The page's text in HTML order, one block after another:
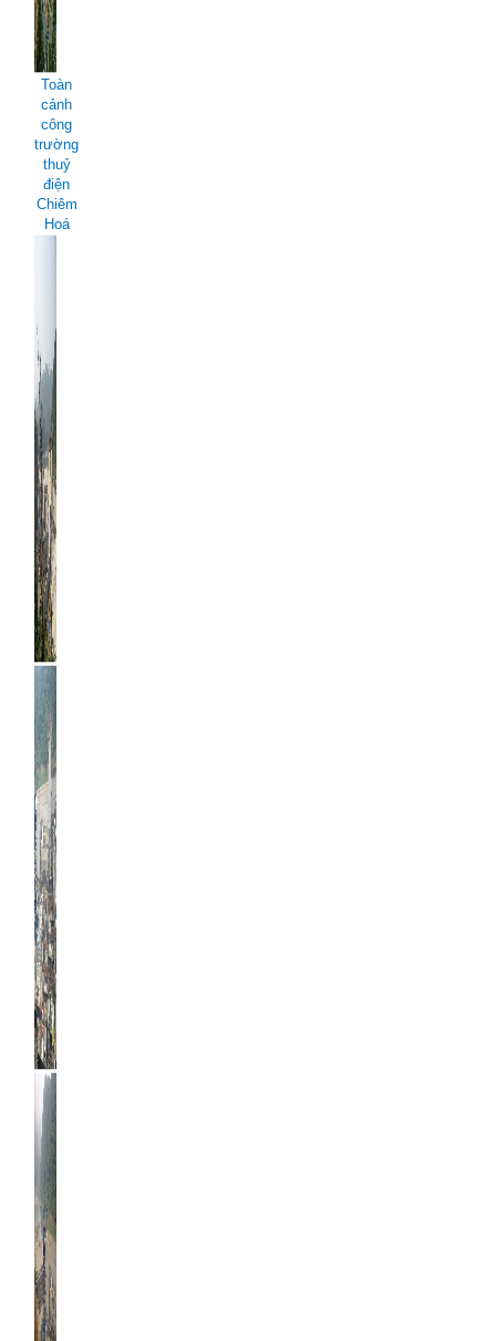
Toàn
cảnh
công
trường
thuỷ
điện
Chiêm
Hoá